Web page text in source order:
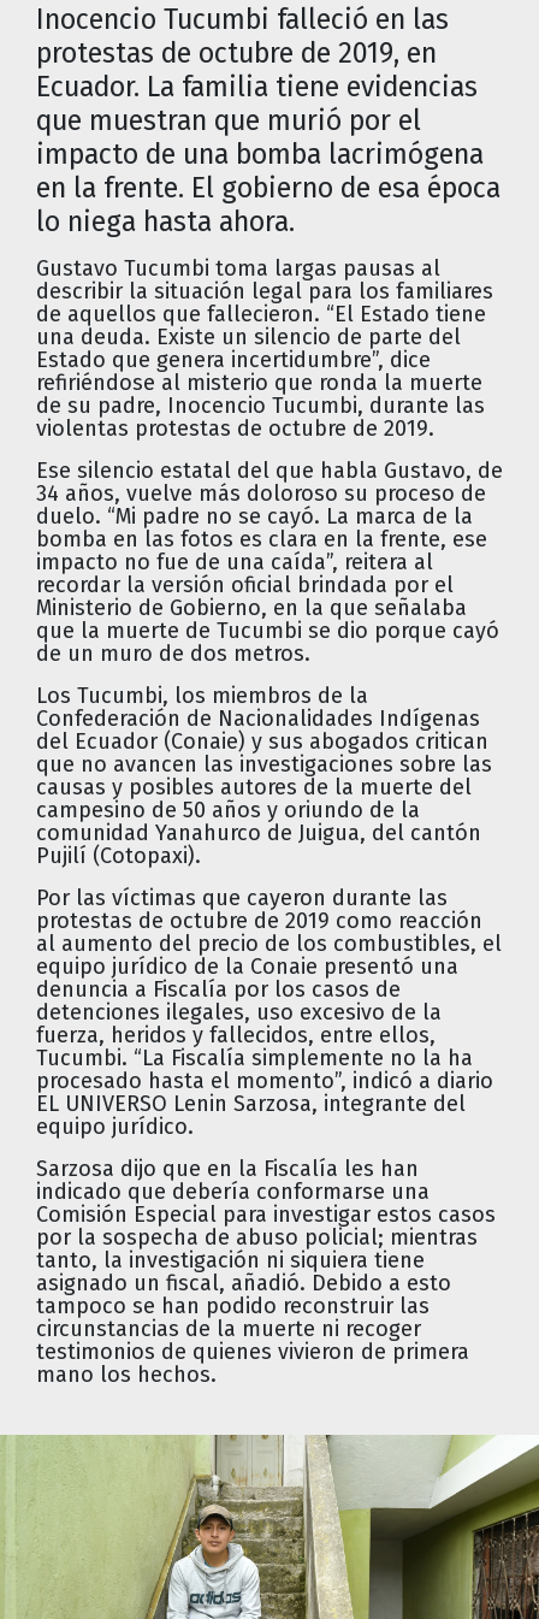
Inocencio Tucumbi falleció en las
protestas de octubre de 2019, en
Ecuador. La familia tiene evidencias
que muestran que murió por el
impacto de una bomba lacrimógena
en la frente. El gobierno de esa época
lo niega hasta ahora.
Gustavo Tucumbi toma largas pausas al
describir la situación legal para los familiares
de aquellos que fallecieron. “El Estado tiene
una deuda. Existe un silencio de parte del
Estado que genera incertidumbre”, dice
refiriéndose al misterio que ronda la muerte
de su padre, Inocencio Tucumbi, durante las
violentas protestas de octubre de 2019.
Ese silencio estatal del que habla Gustavo, de
34 años, vuelve más doloroso su proceso de
duelo. “Mi padre no se cayó. La marca de la
bomba en las fotos es clara en la frente, ese
impacto no fue de una caída”, reitera al
recordar la versión oficial brindada por el
Ministerio de Gobierno, en la que señalaba
que la muerte de Tucumbi se dio porque cayó
de un muro de dos metros.
Los Tucumbi, los miembros de la
Confederación de Nacionalidades Indígenas
del Ecuador (Conaie) y sus abogados critican
que no avancen las investigaciones sobre las
causas y posibles autores de la muerte del
campesino de 50 años y oriundo de la
comunidad Yanahurco de Juigua, del cantón
Pujilí (Cotopaxi).
Por las víctimas que cayeron durante las
protestas de octubre de 2019 como reacción
al aumento del precio de los combustibles, el
equipo jurídico de la Conaie presentó una
denuncia a Fiscalía por los casos de
detenciones ilegales, uso excesivo de la
fuerza, heridos y fallecidos, entre ellos,
Tucumbi. “La Fiscalía simplemente no la ha
procesado hasta el momento”, indicó a diario
EL UNIVERSO Lenin Sarzosa, integrante del
equipo jurídico.
Sarzosa dijo que en la Fiscalía les han
indicado que debería conformarse una
Comisión Especial para investigar estos casos
por la sospecha de abuso policial; mientras
tanto, la investigación ni siquiera tiene
asignado un fiscal, añadió. Debido a esto
tampoco se han podido reconstruir las
circunstancias de la muerte ni recoger
testimonios de quienes vivieron de primera
mano los hechos.